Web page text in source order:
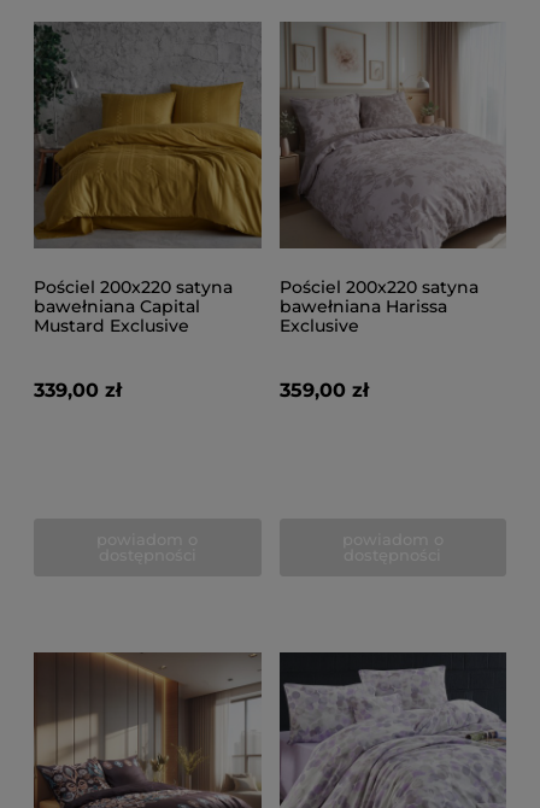
Pościel 200x220 satyna
bawełniana Capital
Mustard Exclusive
339,00 zł
Pościel 200x220 satyna
bawełniana Harissa
Exclusive
359,00 zł